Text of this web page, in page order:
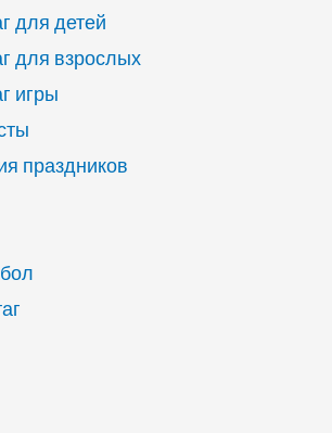
для детей
для взрослых
игры
праздников